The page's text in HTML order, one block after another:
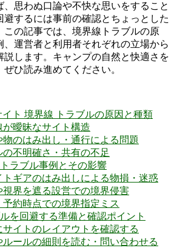
、思わぬ口論や不快な思いをすること
避するには事前の確認とちょっとした
この記事では、境界線トラブルの原
、運営者と利用者それぞれの立場から
説します。キャンプの自然と快適さを
ひ読み進めてください。
ト 境界線 トラブルの原因と種類
が曖昧なサイト構造
物のはみ出し・通行による問題
の不明確さ・共有の不足
ラブル事例とその影響
トギアのはみ出しによる物損・迷惑
視界を遮る設営での境界侵害
予約時点での境界指定ミス
を回避する準備と確認ポイント
サイトのレイアウトを確認する
ルールの細則を読む・問い合わせる